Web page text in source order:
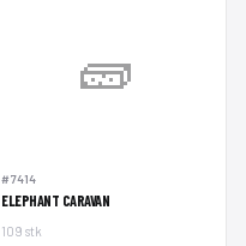
🧱
#7414
ELEPHANT CARAVAN
109 stk